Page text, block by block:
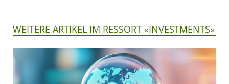
WEITERE ARTIKEL IM RESSORT «INVESTMENTS»